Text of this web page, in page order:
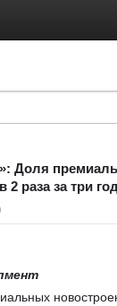
Доля
раза за три